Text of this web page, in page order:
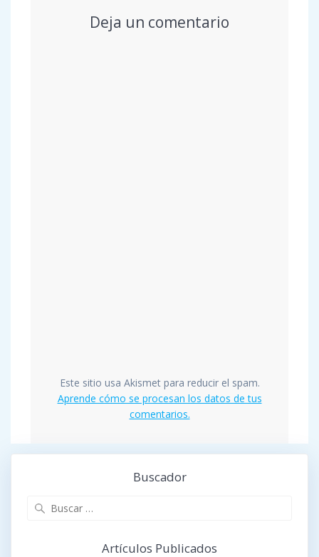
Deja un comentario
Este sitio usa Akismet para reducir el spam.
Aprende cómo se procesan los datos de tus
comentarios.
Buscador
Artículos Publicados